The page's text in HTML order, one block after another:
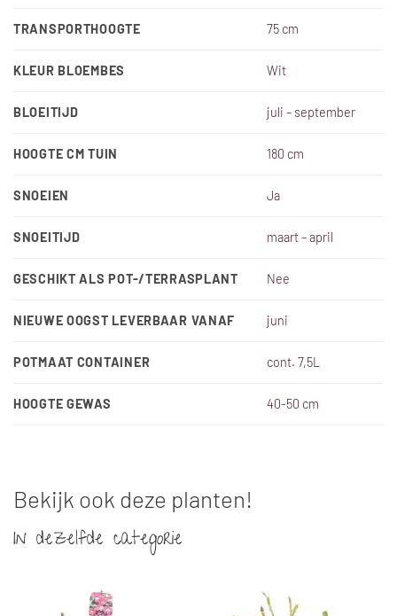
TRANSPORTHOOGTE 75 cm
KLEUR BLOEMBES Wit
BLOEITIJD juli – september
HOOGTE CM TUIN 180 cm
SNOEIEN Ja
SNOEITIJD maart – april
GESCHIKT ALS POT-/TERRASPLANT Nee
NIEUWE OOGST LEVERBAAR VANAF juni
POTMAAT CONTAINER cont. 7,5L
HOOGTE GEWAS 40-50 cm
Bekijk ook deze planten!
In dezelfde categorie